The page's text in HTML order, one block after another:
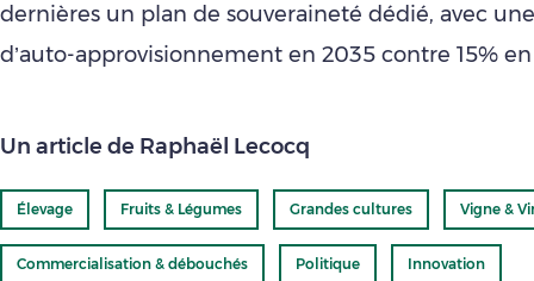
dernières un plan de souveraineté dédié, avec
d’auto-approvisionnement en 2035 contre 15%
Un article de Raphaël Lecocq
Élevage Fruits & Légumes Grandes cultures Vigne &
Commercialisation & débouchés Politique Innovation